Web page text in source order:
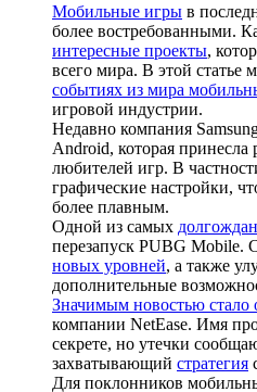
Мобильные игры в
более востребованными.
интересные проекты,
всего мира. В этой статье
событиях из мира
игровой индустрии.
Недавно компания
Android, которая
любителей игр. В
графические настройки,
более плавным.
Одной из самых
перезапуск PUBG Mobile.
новых уровней, а также
дополнительные
Значимым новостью стало
компании NetEase. Имя
секрете, но утечки
захватывающий стратегия
Для поклонников